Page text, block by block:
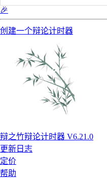
🎉
创建一个辩论计时器
辩之竹辩论计时器 V6.21.0
更新日志
定价
帮助